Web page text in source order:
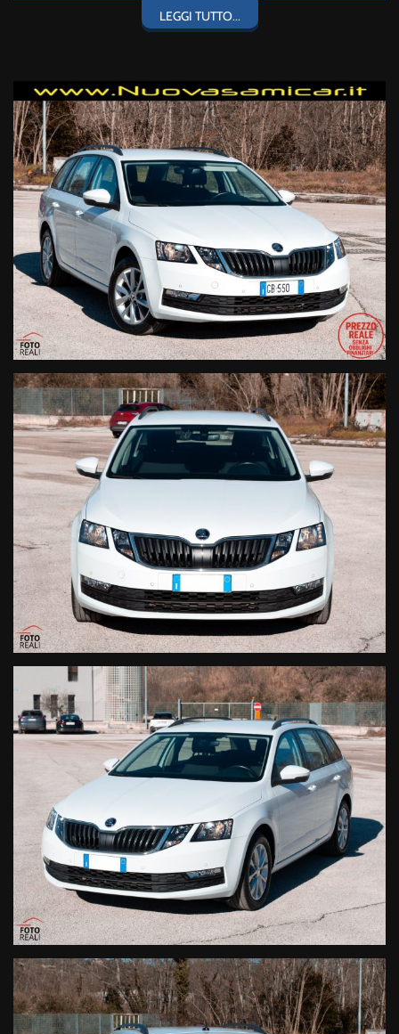
Potenza:130 CV – 96 kW
Cambio:Automatico DSG 7 rapporti
Anno:2020
Prima immatricolazione:11/09/2020
Chilometraggio:94.876 km
Proprietari:1
Colore:
Moon White Perlato
Carrozzeria: Station Wagon
Porte:5
Telaio (VIN): TMBJH7NE7L0145194
DOTAZIONI PRINCIPALI
Navigatore satellitare
Infotainment Online + SmartLink
Bluetooth / WLAN / Comandi vocali
Sensori di parcheggio anteriori e posteriori
Specchietti elettrici, riscaldati e richiudibili
Specchietto interno auto-oscurante
Supporto lombare sedili anteriori
Climatizzazione comfort
Drive Pack
Executive Pack
Volante multifunzione
PERCHÉ SCEGLIERLA Alimentazionea Metano: consumi ridotti
Cambio DSG: massimo comfort di guida
Ampio bagagliaio e grande abitabilità
Ideale per famiglia, lavoro e lunghi viaggi
Ottima alternativa a SUV più costosi
CHI SIAMO NUOVA SAMICAR SRL– Attivi dal2005
Via Ferrante Ferranti – San Severino Marche (MC)
Tel / WhatsApp:
info@nuovasamicar.it
www.nuovasamicar.it
Molte più foto disponibili sul nostro sito
LEGGI TUTTO...